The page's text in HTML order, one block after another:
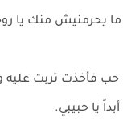
و ما يحرمنيش منك
حب فأخذت تربت عليه
يا حبيبي.